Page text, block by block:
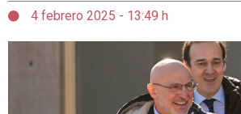
4 febrero 2025 - 13:49 h